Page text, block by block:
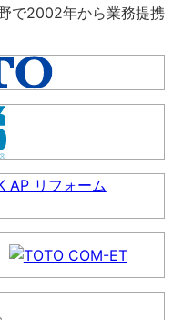
で2002年から業務提携